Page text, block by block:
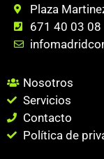
Plaza
671 40 03 08
Nosotros
Servicios
Contacto
Política de